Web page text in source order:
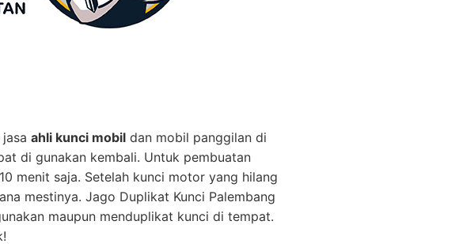
ahli kunci mobil dan mobil panggilan di
di gunakan kembali. Untuk pembuatan
menit saja. Setelah kunci motor yang hilang
mestinya. Jago Duplikat Kunci Palembang
maupun menduplikat kunci di tempat.